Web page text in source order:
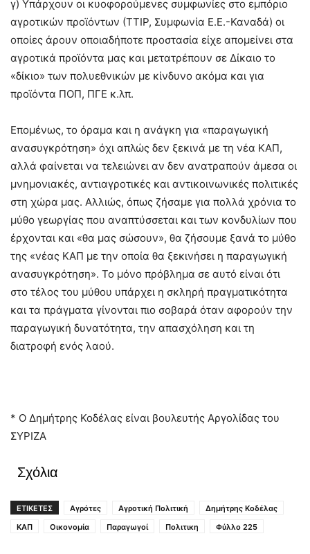
γ) Υπάρχουν οι κυοφορούμενες συμφωνίες στο εμπόριο
αγροτικών προϊόντων (ΤΤΙΡ, Συμφωνία Ε.Ε.-Καναδά) οι
οποίες άρουν οποιαδήποτε προστασία είχε απομείνει στα
αγροτικά προϊόντα μας και μετατρέπουν σε Δίκαιο το
«δίκιο» των πολυεθνικών με κίνδυνο ακόμα και για
προϊόντα ΠΟΠ, ΠΓΕ κ.λπ.
Επομένως, το όραμα και η ανάγκη για «παραγωγική
ανασυγκρότηση» όχι απλώς δεν ξεκινά με τη νέα ΚΑΠ,
αλλά φαίνεται να τελειώνει αν δεν ανατραπούν άμεσα οι
μνημονιακές, αντιαγροτικές και αντικοινωνικές πολιτικές
στη χώρα μας. Αλλιώς, όπως ζήσαμε για πολλά χρόνια το
μύθο γεωργίας που αναπτύσσεται και των κονδυλίων που
έρχονται και «θα μας σώσουν», θα ζήσουμε ξανά το μύθο
της «νέας ΚΑΠ με την οποία θα ξεκινήσει η παραγωγική
ανασυγκρότηση». Το μόνο πρόβλημα σε αυτό είναι ότι
στο τέλος του μύθου υπάρχει η σκληρή πραγματικότητα
και τα πράγματα γίνονται πιο σοβαρά όταν αφορούν την
παραγωγική δυνατότητα, την απασχόληση και τη
διατροφή ενός λαού.
* Ο Δημήτρης Κοδέλας είναι βουλευτής Αργολίδας του
ΣΥΡΙΖΑ
Σχόλια
ΕΤΙΚΕΤΕΣ Αγρότες Αγροτική Πολιτική
Δημήτρης Κοδέλας
ΚΑΠ
Οικονομία Παραγωγοί Πολιτικη Φύλλο 225